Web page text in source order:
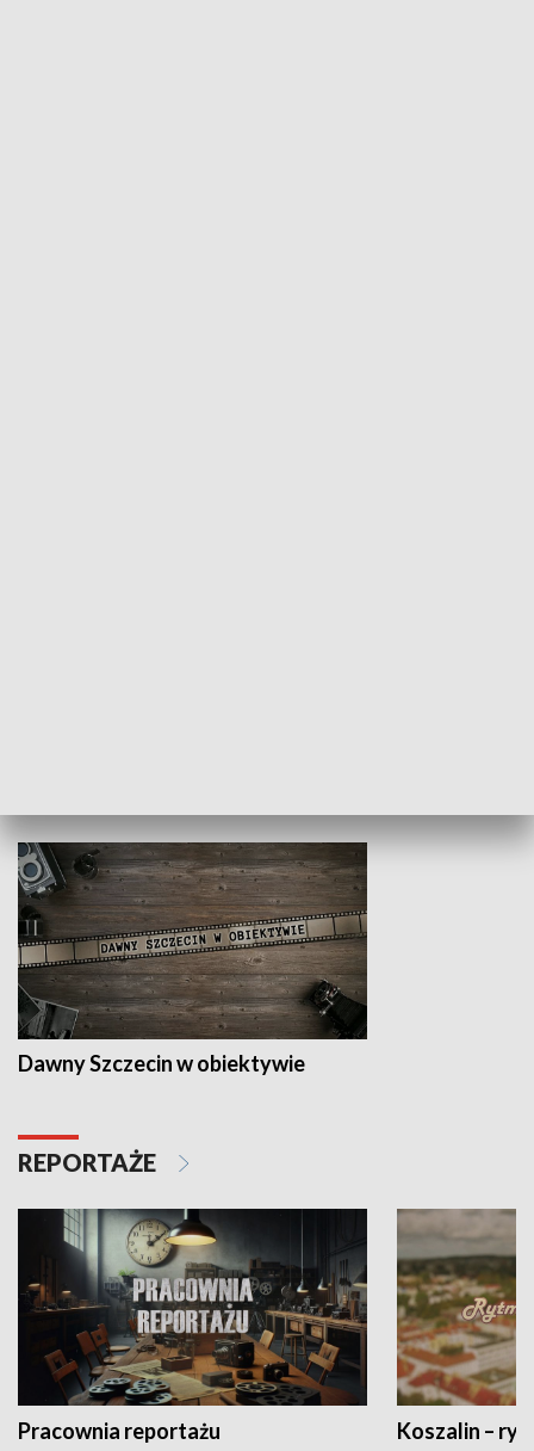
Dawny Szczecin w obiektywie
REPORTAŻE
Pracownia reportażu Koszalin –